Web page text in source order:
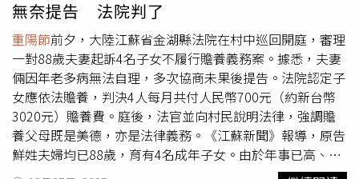
辛曉琪、萬芳、潘越雲要來竹北新崙公園開唱了，屆時將帶
來新一波感動，歡迎大家參與。24日竹北萬聖節踩街活動吸
引大小朋友參加。（圖／翻攝自竹北市公所媒體群組）
無奈提告 法院判了
重陽節前夕，大陸江蘇省金湖縣法院在村中巡回開庭，審理
一對88歲夫妻起訴4名子女不履行贍養義務案。據悉，夫妻
倆因年老多病無法自理，多次協商未果後提告。法院認定子
女應依法贍養，判決4人每月共付人民幣700元（約新台幣
3020元）贍養費。庭後，法官並向村民說明法律，強調贍
養父母既是美德，亦是法律義務。《江蘇新聞》報導，原告
鮮姓夫婦均已88歲，育有4名成年子女。由於年事已高、健
康欠佳，鮮先生今年突發腦梗後喪失自理能力，其妻亦長期